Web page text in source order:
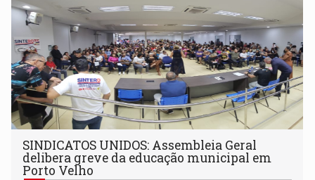
SINDICATOS UNIDOS: Assembleia Geral
delibera greve da educação municipal em
Porto Velho